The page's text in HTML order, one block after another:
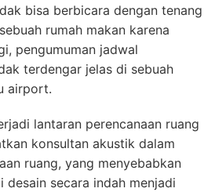
bisa berbicara dengan tenang
rumah makan karena
pengumuman jadwal
terdengar jelas di sebuah
airport.
lantaran perencanaan ruang
konsultan akustik dalam
ruang, yang menyebabkan
desain secara indah menjadi